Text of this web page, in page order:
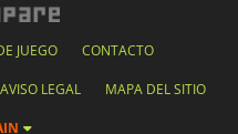
JUEGO CONTACTO
AVISO LEGAL MAPA DEL SITIO